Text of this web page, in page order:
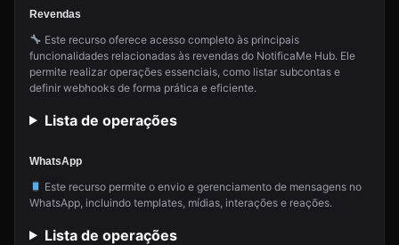
Revendas
Este recurso oferece acesso completo às principais
funcionalidades relacionadas às revendas do NotificaMe Hub. Ele
permite realizar operações essenciais, como listar subcontas e
definir webhooks de forma prática e eficiente.
Lista de operações
WhatsApp
Este recurso permite o envio e gerenciamento de mensagens no
WhatsApp, incluindo templates, mídias, interações e reações.
Lista de operações